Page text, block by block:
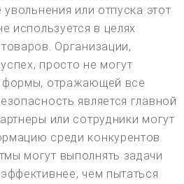
или отпуска этот
используется в целях
Организации,
просто не могут
формы, отражающей все
является главной
или сотрудники могут
среди конкурентов.
могут выполнять задачи
чем пытаться